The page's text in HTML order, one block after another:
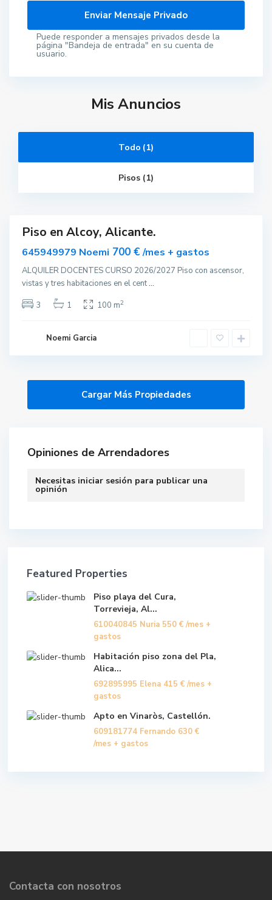
Puede responder a mensajes privados desde la
página "Bandeja de entrada" en su cuenta de
usuario.
Mis Anuncios
Todo (1)
Pisos (1)
Piso en Alcoy, Alicante.
645949979 Noemi 700 €/mes + gastos
ALQUILER DOCENTES CURSO 2026/2027 Piso con ascensor,
vistas y tres habitaciones en el cent...
3
1 100 m2
Noemi Garcia
Opiniones de Arrendadores
Necesitas iniciar sesión para publicar una
opinión
Featured Properties
Piso playa del Cura,
Torrevieja, Al...
610040845 Nuria 550 € /mes +
gastos
Habitación piso zona del Pla,
Alica...
692895995 Elena 415 € /mes +
gastos
Apto en Vinaròs, Castellón.
609181774 Fernando 630 €
/mes + gastos
Contacta con nosotros